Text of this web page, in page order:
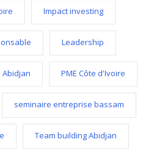
Impact investing
Leadership
Abidjan PME Côte d'Ivoire
seminaire entreprise bassam
Team building Abidjan